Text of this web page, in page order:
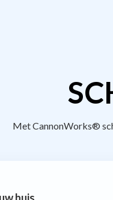
Met CannonWorks®
huis